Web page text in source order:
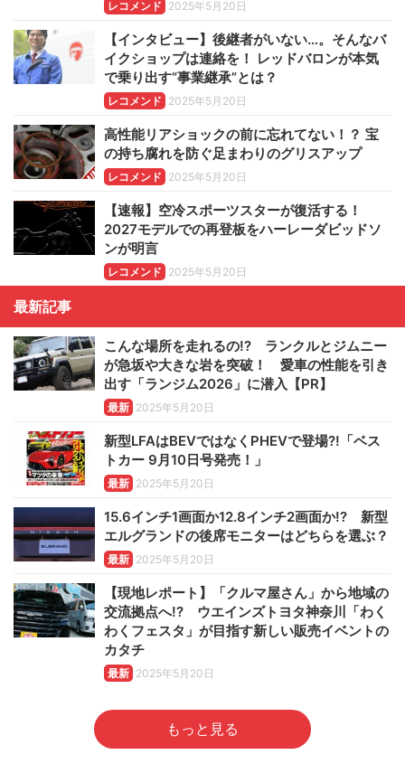
レコメンド 2025年5月20日
【インタビュー】後継者がいない…。そんなバ
イクショップは連絡を！ レッドバロンが本気
で乗り出す“事業継承”とは？
レコメンド 2025年5月20日
高性能リアショックの前に忘れてない！？ 宝
の持ち腐れを防ぐ足まわりのグリスアップ
レコメンド 2025年5月20日
【速報】空冷スポーツスターが復活する！
2027モデルでの再登板をハーレーダビッドソ
ンが明言
レコメンド 2025年5月20日
最新記事
こんな場所を走れるの!? ランクルとジムニー
が急坂や大きな岩を突破！ 愛車の性能を引き
出す「ランジム2026」に潜入【PR】
最新 2025年5月20日
新型LFAはBEVではなくPHEVで登場?!「ベス
トカー 9月10日号発売！」
最新 2025年5月20日
15.6インチ1画面か12.8インチ2画面か!? 新型
エルグランドの後席モニターはどちらを選ぶ？
最新 2025年5月20日
【現地レポート】「クルマ屋さん」から地域の
交流拠点へ!? ウエインズトヨタ神奈川「わく
わくフェスタ」が目指す新しい販売イベントの
カタチ
最新 2025年5月20日
もっと見る